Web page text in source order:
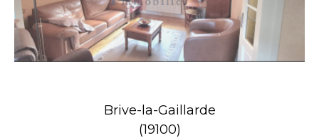
Brive-la-Gaillarde
(19100)